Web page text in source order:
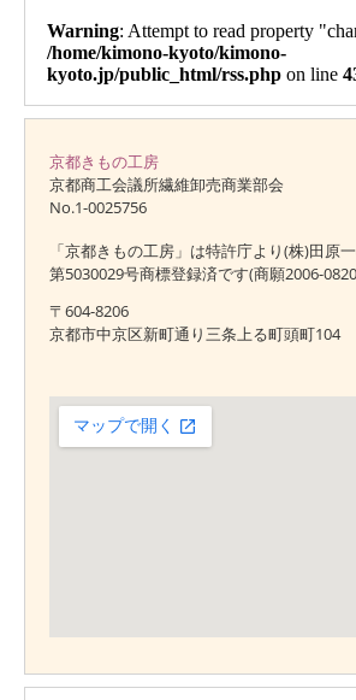
京都きもの工房
京都商工会議所繊維卸売商業部会
No.1-0025756
「京都きもの工房」は特許庁より(株)田原
第5030029号商標登録済です(商願2006-
〒604-8206
京都市中京区新町通り三条上る町頭町104